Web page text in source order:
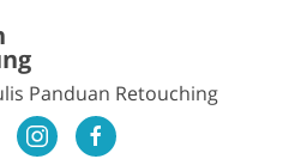
Panduan Retouching